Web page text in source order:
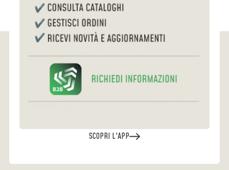
SCOPRI L'APP